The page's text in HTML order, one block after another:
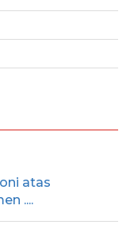
atas
....